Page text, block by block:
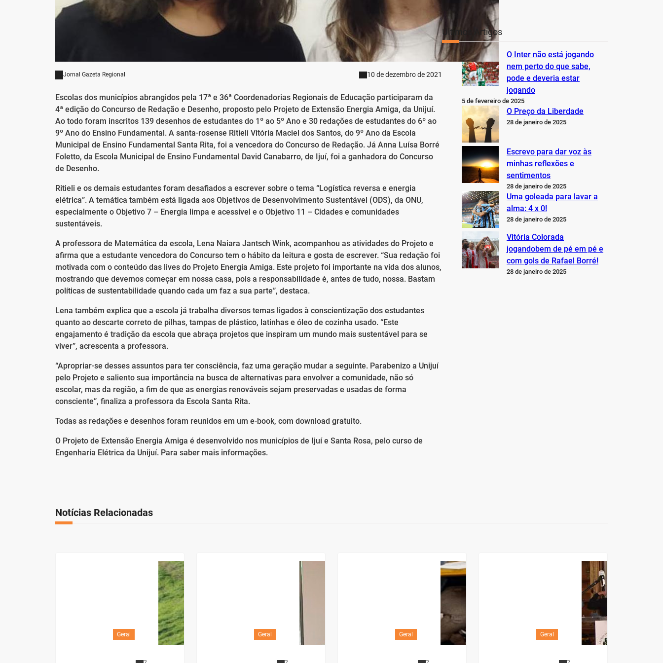
Jornal Gazeta Regional 10 de dezembro de 2021
Escolas dos municípios abrangidos pela 17ª e 36ª Coordenadorias Regionais de Educação participaram da
4ª edição do Concurso de Redação e Desenho, proposto pelo Projeto de Extensão Energia Amiga, da Unijuí.
Ao todo foram inscritos 139 desenhos de estudantes do 1º ao 5º Ano e 30 redações de estudantes do 6º ao
9º Ano do Ensino Fundamental. A santa-rosense Ritieli Vitória Maciel dos Santos, do 9º Ano da Escola
Municipal de Ensino Fundamental Santa Rita, foi a vencedora do Concurso de Redação. Já Anna Luísa Borré
Foletto, da Escola Municipal de Ensino Fundamental David Canabarro, de Ijuí, foi a ganhadora do Concurso
de Desenho.
Ritieli e os demais estudantes foram desafiados a escrever sobre o tema “Logística reversa e energia
elétrica”. A temática também está ligada aos Objetivos de Desenvolvimento Sustentável (ODS), da ONU,
especialmente o Objetivo 7 – Energia limpa e acessível e o Objetivo 11 – Cidades e comunidades
sustentáveis.
A professora de Matemática da escola, Lena Naiara Jantsch Wink, acompanhou as atividades do Projeto e
afirma que a estudante vencedora do Concurso tem o hábito da leitura e gosta de escrever. “Sua redação foi
motivada com o conteúdo das lives do Projeto Energia Amiga. Este projeto foi importante na vida dos alunos,
mostrando que devemos começar em nossa casa, pois a responsabilidade é, antes de tudo, nossa. Bastam
políticas de sustentabilidade quando cada um faz a sua parte”, destaca.
Lena também explica que a escola já trabalha diversos temas ligados à conscientização dos estudantes
quanto ao descarte correto de pilhas, tampas de plástico, latinhas e óleo de cozinha usado. “Este
engajamento é tradição da escola que abraça projetos que inspiram um mundo mais sustentável para se
viver”, acrescenta a professora.
“Apropriar-se desses assuntos para ter consciência, faz uma geração mudar a seguinte. Parabenizo a Unijuí
pelo Projeto e saliento sua importância na busca de alternativas para envolver a comunidade, não só
escolar, mas da região, a fim de que as energias renováveis sejam preservadas e usadas de forma
consciente”, finaliza a professora da Escola Santa Rita.
Todas as redações e desenhos foram reunidos em um e-book, com download gratuito.
O Projeto de Extensão Energia Amiga é desenvolvido nos municípios de Ijuí e Santa Rosa, pelo curso de
Engenharia Elétrica da Unijuí. Para saber mais informações.
Últimos Artigos
O Inter não está jogando
nem perto do que sabe,
pode e deveria estar
jogando
5 de fevereiro de 2025
O Preço da Liberdade
28 de janeiro de 2025
Escrevo para dar voz às
minhas reflexões e
sentimentos
28 de janeiro de 2025
Uma goleada para lavar a
alma: 4 x 0!
28 de janeiro de 2025
Vitória Colorada
jogandobem de pé em pé e
com gols de Rafael Borré!
28 de janeiro de 2025
Notícias Relacionadas
Geral Geral Geral Geral